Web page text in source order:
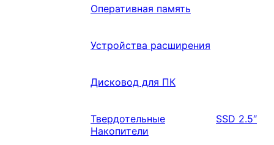
Оперативная память
Устройства расширения
Дисковод для ПК
Твердотельные
Накопители
SSD 2.5″